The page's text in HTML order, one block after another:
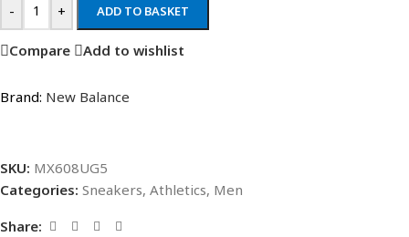
- + ADD TO BASKET
Compare Add to wishlist
Brand: New Balance
SKU: MX608UG5
Categories: Sneakers, Athletics, Men
Share: